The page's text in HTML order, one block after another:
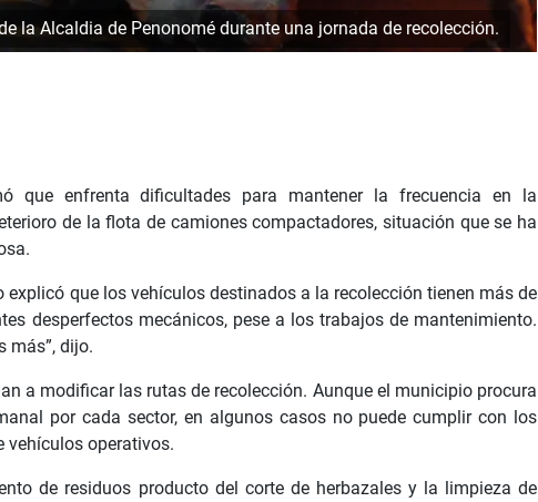
la Alcaldia de Penonomé durante una jornada de recolección.
que enfrenta dificultades para mantener la frecuencia en la
de la flota de camiones compactadores, situación que se ha
explicó que los vehículos destinados a la recolección tienen más de
desperfectos mecánicos, pese a los trabajos de mantenimiento.
más”, dijo.
a modificar las rutas de recolección. Aunque el municipio procura
por cada sector, en algunos casos no puede cumplir con los
vehículos operativos.
de residuos producto del corte de herbazales y la limpieza de